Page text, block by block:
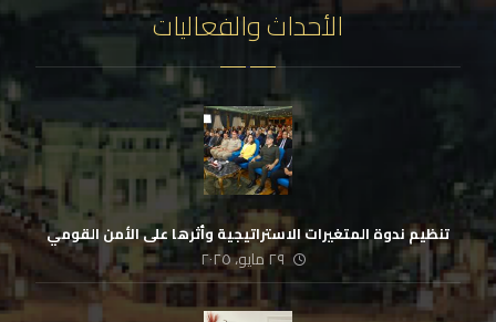
الأحداث والفعاليات
تنظيم ندوة المتغيرات الاستراتيجية وأثرها على الأمن القومي
٢٩ مايو، ٢٠٢٥